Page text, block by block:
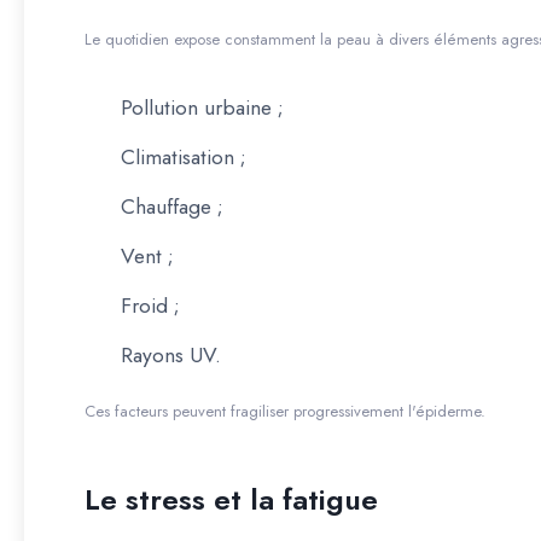
Le quotidien expose constamment la peau à divers éléments
Pollution urbaine ;
Climatisation ;
Chauffage ;
Vent ;
Froid ;
Rayons UV.
Ces facteurs peuvent fragiliser progressivement l'épiderme.
Le stress et la fatigue